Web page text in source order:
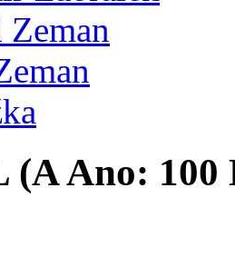
Zeman
(AAno: 100